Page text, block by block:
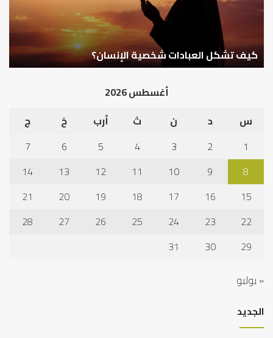
كيف تشكل العبادات شخصية الإنسان؟
أغسطس 2026
س
د ن ث أرب خ
ج
1
2
3
4
5
6
7
8
9
10
11
12
13
14
15
16
17
18
19
20
21
22
23
24
25
26
27
28
29
30
31
« يوليو
الجديد